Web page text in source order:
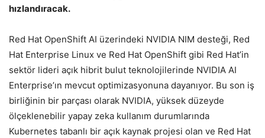
hızlandıracak.
Red Hat OpenShift AI üzerindeki NVIDIA NIM desteği, Red
Hat Enterprise Linux ve Red Hat OpenShift gibi Red Hat’in
sektör lideri açık hibrit bulut teknolojilerinde NVIDIA AI
Enterprise’ın mevcut optimizasyonuna dayanıyor. Bu son iş
birliğinin bir parçası olarak NVIDIA, yüksek düzeyde
ölçeklenebilir yapay zeka kullanım durumlarında
Kubernetes tabanlı bir açık kaynak projesi olan ve Red Hat